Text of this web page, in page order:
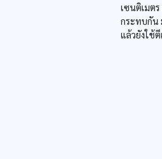
เซนติเมต
กระทบกัน
แล้วยังใช้